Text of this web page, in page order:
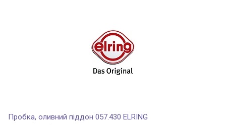
Пробка, оливний піддон 057.430 ELRING